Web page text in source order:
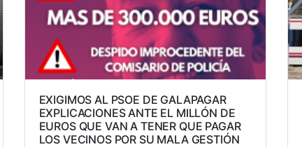
EXIGIMOS AL PSOE DE GALAPAGAR
EXPLICACIONES ANTE EL MILLÓN DE
EUROS QUE VAN A TENER QUE PAGAR
LOS VECINOS POR SU MALA GESTIÓN